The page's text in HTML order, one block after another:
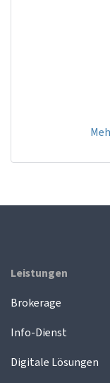
Leistungen
Brokerage
Info-Dienst
Digitale Lösungen